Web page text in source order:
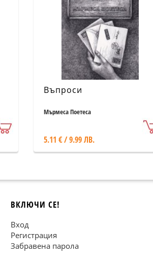
Въпроси
Мърмеса Поетеса
5.11 € / 9.99 ЛВ.
ВКЛЮЧИ СЕ!
Вход
Регистрация
Забравена парола